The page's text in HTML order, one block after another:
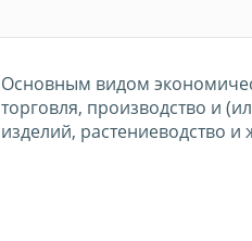
Основным видом
торговля, производство и
изделий, растениеводство и